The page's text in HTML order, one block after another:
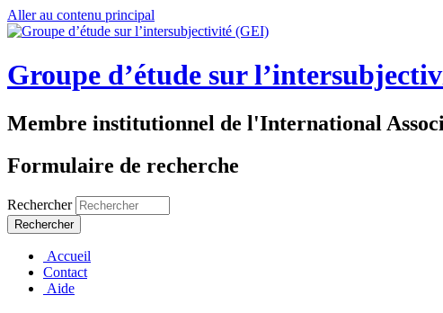
Aller au contenu principal
Groupe d’étude sur
Membre institutionnel de l'International
Formulaire de recherche
Rechercher
Accueil
Contact
Aide